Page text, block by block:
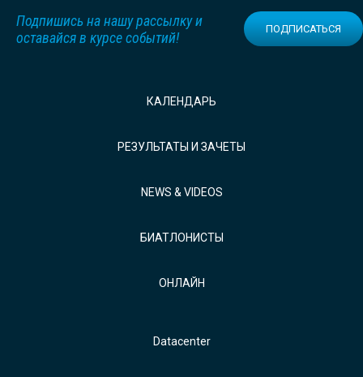
Подпишись на нашу рассылку и
оставайся в курсе событий!
ПОДПИСАТЬСЯ
КАЛЕНДАРЬ
РЕЗУЛЬТАТЫ И ЗАЧЕТЫ
NEWS & VIDEOS
БИАТЛОНИСТЫ
ОНЛАЙН
Datacenter